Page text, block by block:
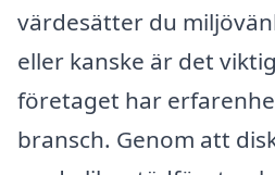
värdesätter du
eller kanske är det
företaget har
bransch. Genom att